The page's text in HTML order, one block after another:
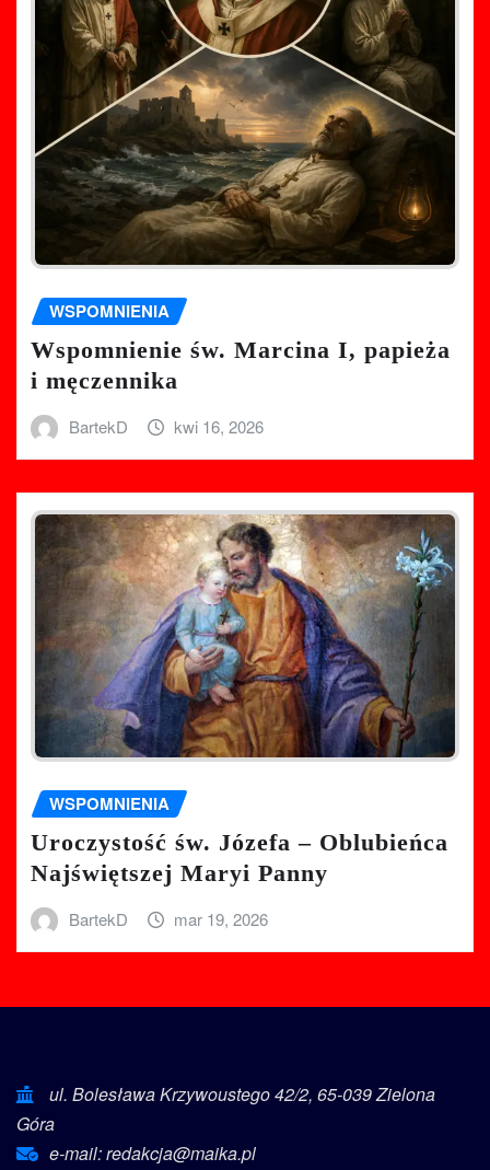
WSPOMNIENIA
Wspomnienie św. Marcina I, papieża
i męczennika
BartekD kwi 16, 2026
WSPOMNIENIA
Uroczystość św. Józefa – Oblubieńca
Najświętszej Maryi Panny
BartekD mar 19, 2026
ul. Bolesława Krzywoustego 42/2, 65-039 Zielona
Góra
e-mail: redakcja@maika.pl